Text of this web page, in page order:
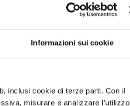
Informazioni sui cookie
inclusi cookie di terze parti. Con il
misurare e analizzare l’utilizzo